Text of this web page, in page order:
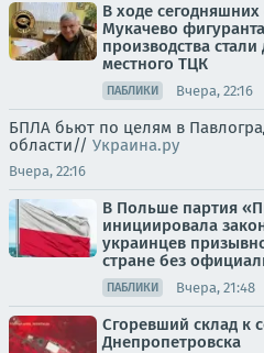
В ходе
Мукачево
производства
местного ТЦК
ПАБЛИКИ Вчера, 22:16
БПЛА бьют по целям в
области// Украина.ру
Вчера, 22:16
В Польше партия
инициировала
украинцев
стране без
ПАБЛИКИ Вчера, 21:48
Сгоревший склад к
Днепропетровска